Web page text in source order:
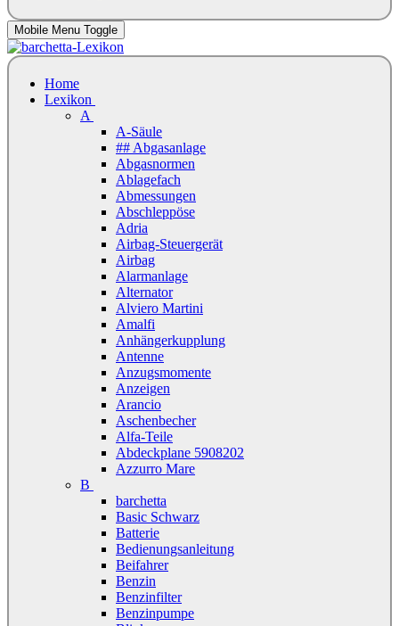
Mobile Menu Toggle
Home
Lexikon
A
A-Säule
## Abgasanlage
Abgasnormen
Ablagefach
Abmessungen
Abschleppöse
Adria
Airbag-Steuergerät
Airbag
Alarmanlage
Alternator
Alviero Martini
Amalfi
Anhängerkupplung
Antenne
Anzugsmomente
Anzeigen
Arancio
Aschenbecher
Alfa-Teile
Abdeckplane 5908202
Azzurro Mare
B
barchetta
Basic Schwarz
Batterie
Bedienungsanleitung
Beifahrer
Benzin
Benzinfilter
Benzinpumpe